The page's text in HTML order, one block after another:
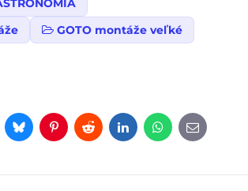
GOTO montáže veľké
BlueskyPinterest
RedditLinkedInWhatsApp
E-
mail